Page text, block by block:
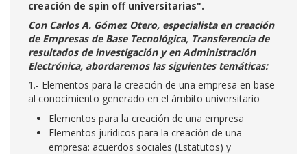
creación de spin off universitarias".
Con Carlos A. Gómez Otero, especialista en creación
de Empresas de Base Tecnológica, Transferencia de
resultados de investigación y en Administración
Electrónica, abordaremos las siguientes temáticas:
1.- Elementos para la creación de una empresa en base
al conocimiento generado en el ámbito universitario
Elementos para la creación de una empresa
Elementos jurídicos para la creación de una
empresa: acuerdos sociales (Estatutos) y